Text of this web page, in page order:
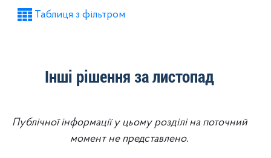
Проекти рішень районної ради
Таблиця з фільтром
Інші рішення за листопад
Публічної інформації у цьому розділі на поточний
момент не представлено.